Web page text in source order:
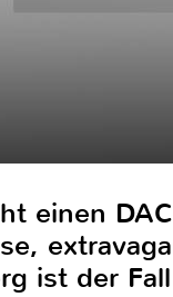
einen
ist der